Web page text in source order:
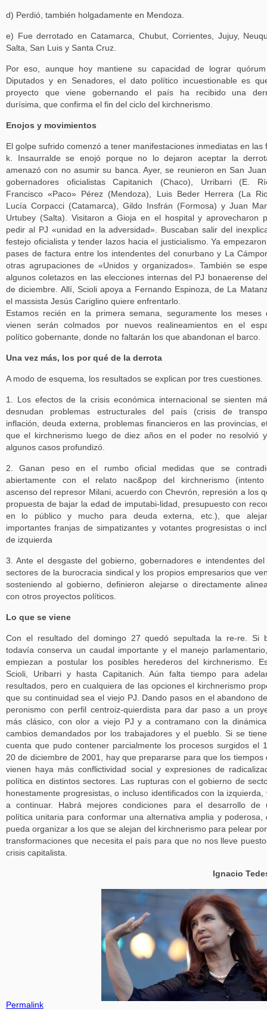
d) Perdió, también holgadamente en Mendoza.
e) Fue derrotado en Catamarca, Chubut, Corrientes, Jujuy,
Salta, San Luis y Santa Cruz.
Por eso, aunque hoy mantiene su capacidad de lograr
Diputados y en Senadores, el dato político incuestionable es
proyecto que viene gobernando el país ha recibido una
durísima, que confirma el fin del ciclo del kirchnerismo.
Enojos y movimientos
El golpe sufrido comenzó a tener manifestaciones inmediatas en las
k. Insaurralde se enojó porque no lo dejaron aceptar la
amenazó con no asumir su banca. Ayer, se reunieron en San
gobernadores oficialistas Capitanich (Chaco), Urribarri (E.
Francisco «Paco» Pérez (Mendoza), Luis Beder Herrera (La
Lucía Corpacci (Catamarca), Gildo Insfrán (Formosa) y Juan
Urtubey (Salta). Visitaron a Gioja en el hospital y aprovecharon
pedir al PJ «unidad en la adversidad». Buscaban salir del
festejo oficialista y tender lazos hacia el justicialismo. Ya
pases de factura entre los intendentes del conurbano y La
otras agrupaciones de «Unidos y organizados». También se
algunos coletazos en las elecciones internas del PJ bonaerense
de diciembre. Allí, Scioli apoya a Fernando Espinoza, de La
el massista Jesús Cariglino quiere enfrentarlo.
Estamos recién en la primera semana, seguramente los meses
vienen serán colmados por nuevos realineamientos en el
político gobernante, donde no faltarán los que abandonan el barco.
Una vez más, los por qué de la derrota
A modo de esquema, los resultados se explican por tres cuestiones.
1. Los efectos de la crisis económica internacional se sienten
desnudan problemas estructurales del país (crisis de
inflación, deuda externa, problemas financieros en las provincias,
que el kirchnerismo luego de diez años en el poder no resolvió
algunos casos profundizó.
2. Ganan peso en el rumbo oficial medidas que se
abiertamente con el relato nac&pop del kirchnerismo
ascenso del represor Milani, acuerdo con Chevrón, represión a los
propuesta de bajar la edad de imputabi-lidad, presupuesto con
en lo público y mucho para deuda externa, etc.), que
importantes franjas de simpatizantes y votantes progresistas o
de izquierda
3. Ante el desgaste del gobierno, gobernadores e intendentes del
sectores de la burocracia sindical y los propios empresarios que
sosteniendo al gobierno, definieron alejarse o directamente
con otros proyectos políticos.
Lo que se viene
Con el resultado del domingo 27 quedó sepultada la re-re. Si
todavía conserva un caudal importante y el manejo
empiezan a postular los posibles herederos del kirchnerismo.
Scioli, Uribarri y hasta Capitanich. Aún falta tiempo para
resultados, pero en cualquiera de las opciones el kirchnerismo
que su continuidad sea el viejo PJ. Dando pasos en el abandono
peronismo con perfil centroiz-quierdista para dar paso a un
más clásico, con olor a viejo PJ y a contramano con la
cambios demandados por los trabajadores y el pueblo. Si se
cuenta que pudo contener parcialmente los procesos surgidos el
20 de diciembre de 2001, hay que prepararse para que los tiempos
vienen haya más conflictividad social y expresiones de
política en distintos sectores. Las rupturas con el gobierno de
honestamente progresistas, o incluso identificados con la izquierda,
a continuar. Habrá mejores condiciones para el desarrollo de
política unitaria para conformar una alternativa amplia y poderosa,
pueda organizar a los que se alejan del kirchnerismo para pelear
transformaciones que necesita el país para que no nos lleve
crisis capitalista.
Ignacio
Permalink